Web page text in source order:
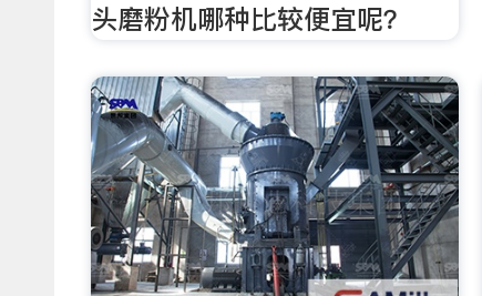
头磨粉机哪种比较便宜呢？